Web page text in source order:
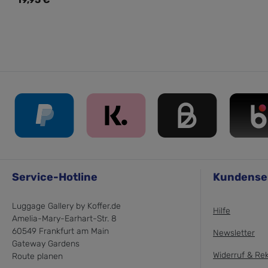
Service-Hotline
Luggage Gallery by Koffer.de
Amelia-Mary-Earhart-Str. 8
60549 Frankfurt am Main
Gateway Gardens
Route planen
Hilfe
Newsletter
Widerruf &